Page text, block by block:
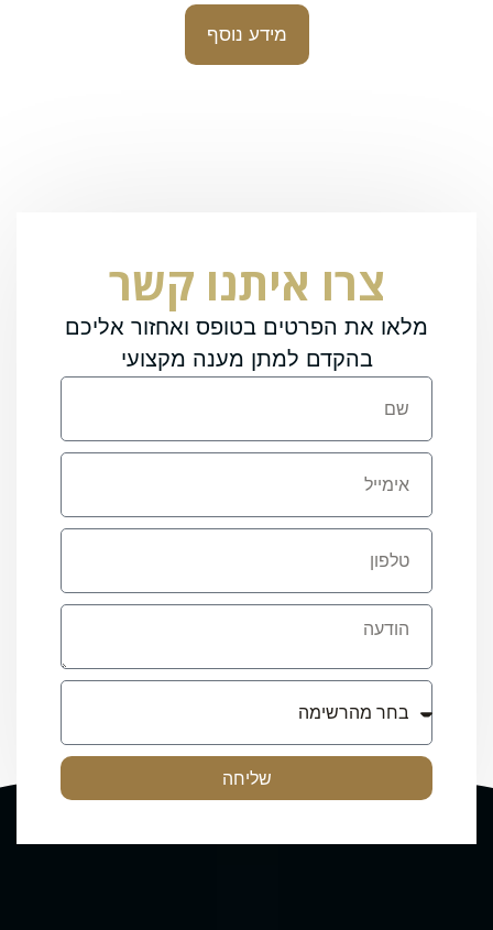
מידע נוסף
צרו איתנו קשר
מלאו את הפרטים בטופס ואחזור אליכם
בהקדם למתן מענה מקצועי
שליחה